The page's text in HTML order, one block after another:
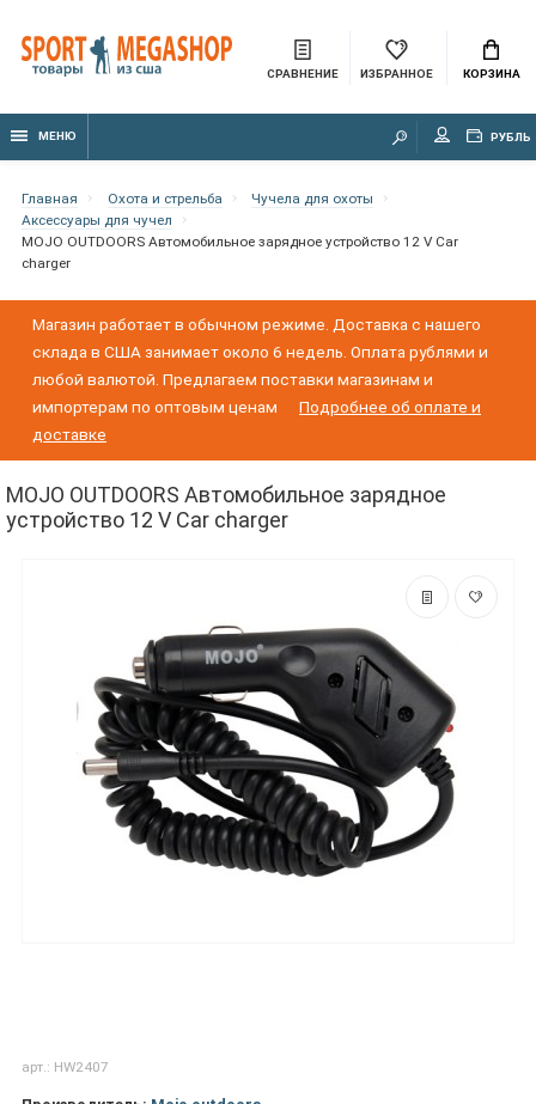
СРАВНЕНИЕ ИЗБРАННОЕ КОРЗИНА
МЕНЮ РУБЛЬ
Главная Охота и стрельба
Чучела для охоты
Аксессуары для чучел
MOJO OUTDOORS Автомобильное зарядное устройство 12 V Car
charger
Магазин работает в обычном режиме. Доставка с нашего
склада в США занимает около 6 недель. Оплата рублями и
любой валютой. Предлагаем поставки магазинам и
импортерам по оптовым ценам
Подробнее об оплате и
доставке
MOJO OUTDOORS Автомобильное зарядное
устройство 12 V Car charger
арт.: HW2407